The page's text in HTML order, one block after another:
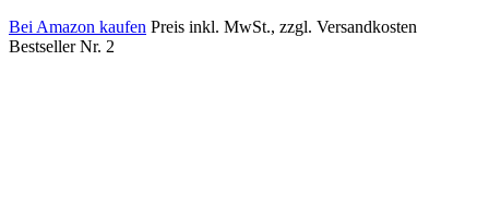
Bei Amazon kaufen Preis inkl. MwSt., zzgl. Versandkosten
Bestseller Nr. 2